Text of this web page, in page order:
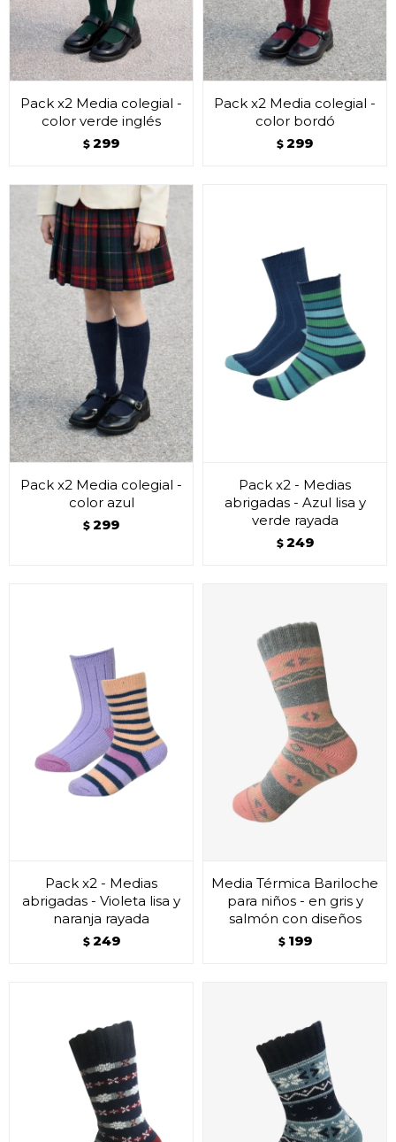
Pack x2 Media colegial -
color verde inglés
$ 299
Pack x2 Media colegial -
color bordó
$ 299
Pack x2 Media colegial -
color azul
$ 299
Pack x2 - Medias
abrigadas - Azul lisa y
verde rayada
$ 249
Pack x2 - Medias
abrigadas - Violeta lisa y
naranja rayada
$ 249
Media Térmica Bariloche
para niños - en gris y
salmón con diseños
$ 199